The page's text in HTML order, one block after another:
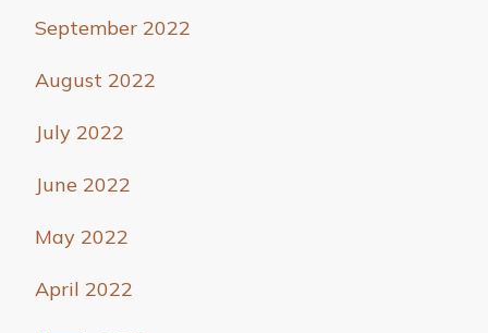
September 2022
August 2022
July 2022
June 2022
May 2022
April 2022